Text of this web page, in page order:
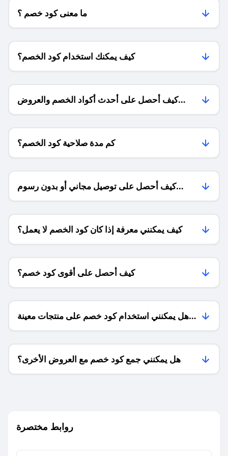
ما معنى كود خصم ؟
كيف يمكنك استخدام كود الخصم؟
كيف أحصل على أحدث أكواد الخصم والعروض
للمتاجر؟
كم مدة صلاحية كود الخصم؟
كيف أحصل على توصيل مجاني أو بدون رسوم
الشحن ؟
كيف يمكنني معرفة إذا كان كود الخصم لا يعمل؟
كيف أحصل على أقوى كود خصم؟
هل يمكنني استخدام كود خصم على منتجات معينة
فقط؟
هل يمكنني جمع كود خصم مع العروض الأخرى؟
روابط مختصرة